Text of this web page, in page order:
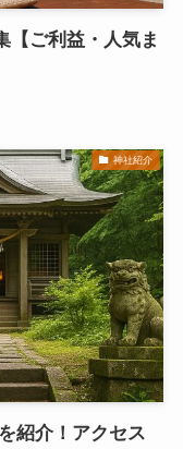
【ご利益・人気ま
神社紹介
紹介！アクセス